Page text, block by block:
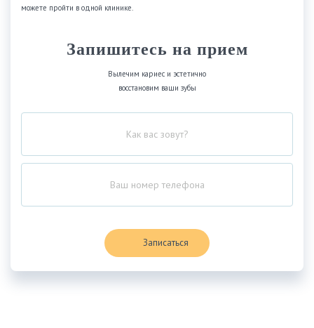
можете пройти в одной клинике.
Запишитесь на прием
Вылечим кариес и эстетично
восстановим ваши зубы
Записаться